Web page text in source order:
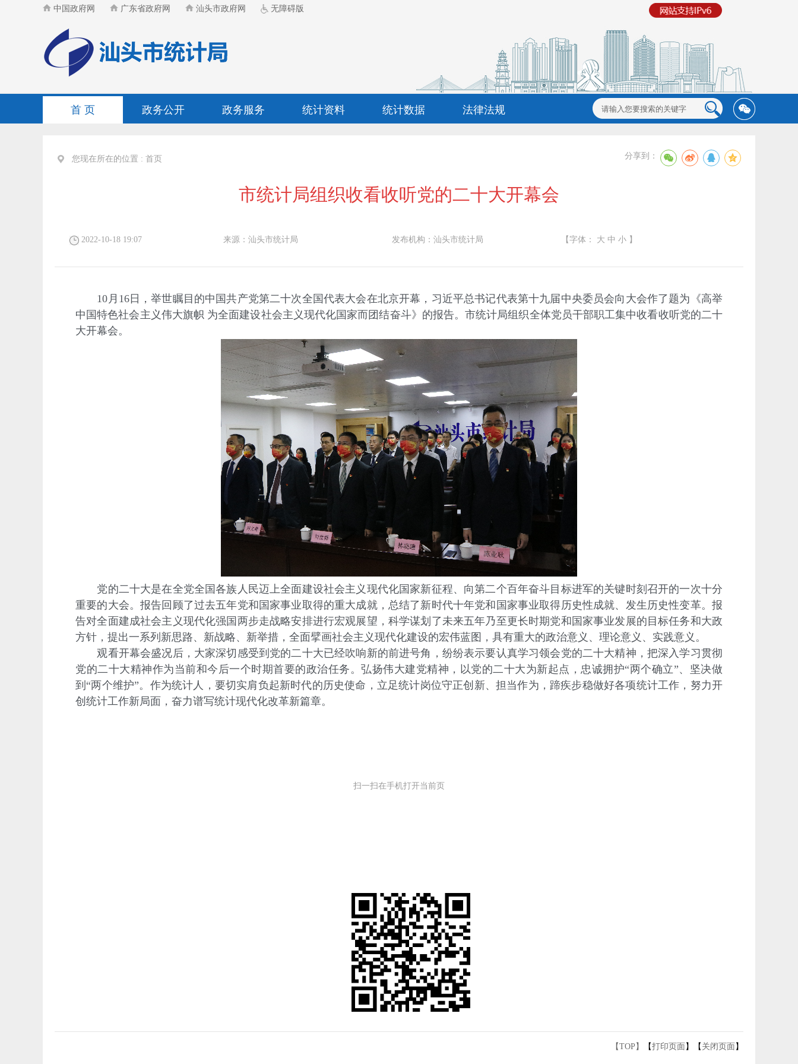
中国政府网 广东省政府网 汕头市政府网 无障碍版
首 页 政务公开 政务服务 统计资料 统计数据 法律法规
您现在所在的位置 : 首页 分享到：
市统计局组织收看收听党的二十大开幕会
2022-10-18 19:07 来源：汕头市统计局 发布机构：汕头市统计局 【字体： 大 中 小 】
10月16日，举世瞩目的中国共产党第二十次全国代表大会在北京开幕，习近平总书记代表第十九届中央委员会向大会作了题为《高举
中国特色社会主义伟大旗帜 为全面建设社会主义现代化国家而团结奋斗》的报告。市统计局组织全体党员干部职工集中收看收听党的二十
大开幕会。
党的二十大是在全党全国各族人民迈上全面建设社会主义现代化国家新征程、向第二个百年奋斗目标进军的关键时刻召开的一次十分
重要的大会。报告回顾了过去五年党和国家事业取得的重大成就，总结了新时代十年党和国家事业取得历史性成就、发生历史性变革。报
告对全面建成社会主义现代化强国两步走战略安排进行宏观展望，科学谋划了未来五年乃至更长时期党和国家事业发展的目标任务和大政
方针，提出一系列新思路、新战略、新举措，全面擘画社会主义现代化建设的宏伟蓝图，具有重大的政治意义、理论意义、实践意义。
观看开幕会盛况后，大家深切感受到党的二十大已经吹响新的前进号角，纷纷表示要认真学习领会党的二十大精神，把深入学习贯彻
党的二十大精神作为当前和今后一个时期首要的政治任务。弘扬伟大建党精神，以党的二十大为新起点，忠诚拥护“两个确立”、坚决做
到“两个维护”。作为统计人，要切实肩负起新时代的历史使命，立足统计岗位守正创新、担当作为，蹄疾步稳做好各项统计工作，努力开
创统计工作新局面，奋力谱写统计现代化改革新篇章。
扫一扫在手机打开当前页
【TOP】 【打印页面 】【 关闭页面 】